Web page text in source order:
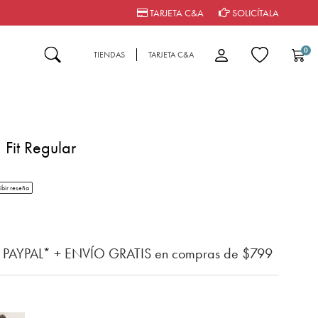
TARJETA C&A SOLICÍTALA
TIENDAS TARJETA C&A 0
Fit Regular
cliente
rating
reseña
+ ENVÍO GRATIS en compras de $799